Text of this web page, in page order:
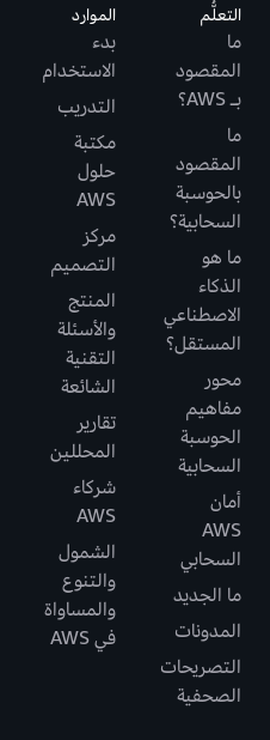
التعلُّم
ما
المقصود
بـ AWS؟
ما
المقصود
بالحوسبة
السحابية؟
ما هو
الذكاء
الاصطناعي
المستقل؟
محور
مفاهيم
الحوسبة
السحابية
أمان
AWS
السحابي
ما الجديد
المدونات
التصريحات
الصحفية
الموارد
بدء
الاستخدام
التدريب
مكتبة
حلول
AWS
مركز
التصميم
المنتج
والأسئلة
التقنية
الشائعة
تقارير
المحللين
شركاء
AWS
الشمول
والتنوع
والمساواة
في AWS